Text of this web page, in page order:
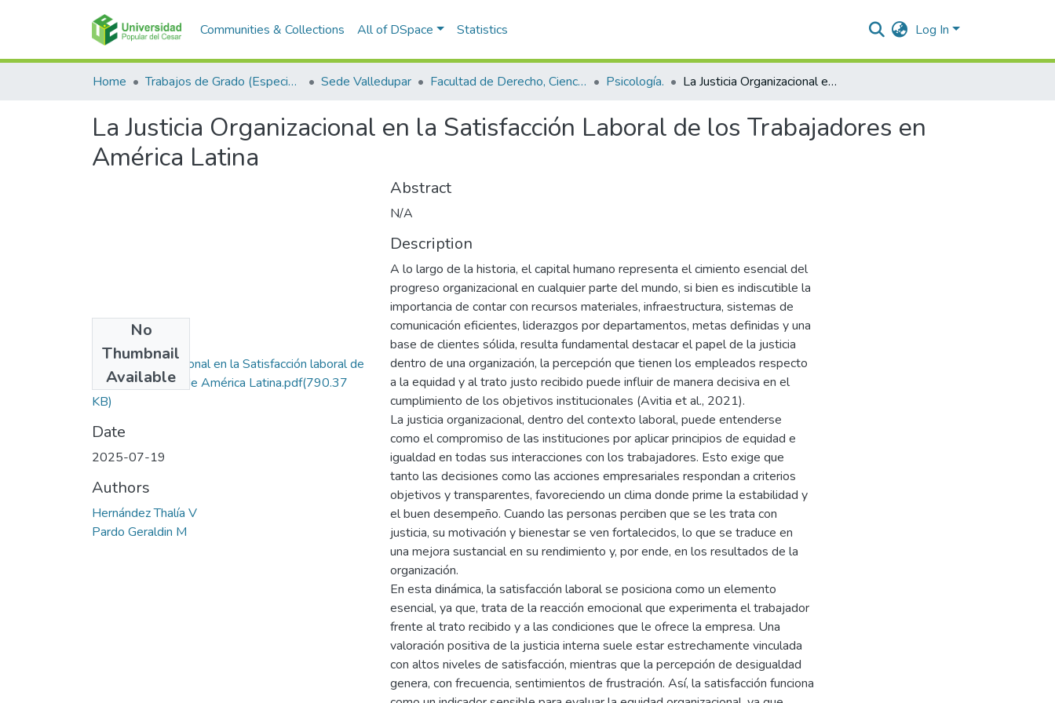
Communities & Collections All of DSpace Statistics Log In
Home Trabajos de Grado (Especializaciones y Pregrados) Sede Valledupar Facultad de Derecho, Ciencias Políticas y Sociales. Psicología. La Justicia Organizacional en la Satisfacción Laboral de los Trabajadores en América Latina
La Justicia Organizacional en la Satisfacción Laboral de los Trabajadores en
América Latina
No
Thumbnail
Available
Justicia Organizacional en la Satisfacción laboral de
los trabajadores de América Latina.pdf(790.37
KB)
Date
2025-07-19
Authors
Hernández Thalía V
Pardo Geraldin M
Abstract
N/A
Description
A lo largo de la historia, el capital humano representa el cimiento esencial del
progreso organizacional en cualquier parte del mundo, si bien es indiscutible la
importancia de contar con recursos materiales, infraestructura, sistemas de
comunicación eficientes, liderazgos por departamentos, metas definidas y una
base de clientes sólida, resulta fundamental destacar el papel de la justicia
dentro de una organización, la percepción que tienen los empleados respecto
a la equidad y al trato justo recibido puede influir de manera decisiva en el
cumplimiento de los objetivos institucionales (Avitia et al., 2021).
La justicia organizacional, dentro del contexto laboral, puede entenderse
como el compromiso de las instituciones por aplicar principios de equidad e
igualdad en todas sus interacciones con los trabajadores. Esto exige que
tanto las decisiones como las acciones empresariales respondan a criterios
objetivos y transparentes, favoreciendo un clima donde prime la estabilidad y
el buen desempeño. Cuando las personas perciben que se les trata con
justicia, su motivación y bienestar se ven fortalecidos, lo que se traduce en
una mejora sustancial en su rendimiento y, por ende, en los resultados de la
organización.
En esta dinámica, la satisfacción laboral se posiciona como un elemento
esencial, ya que, trata de la reacción emocional que experimenta el trabajador
frente al trato recibido y a las condiciones que le ofrece la empresa. Una
valoración positiva de la justicia interna suele estar estrechamente vinculada
con altos niveles de satisfacción, mientras que la percepción de desigualdad
genera, con frecuencia, sentimientos de frustración. Así, la satisfacción funciona